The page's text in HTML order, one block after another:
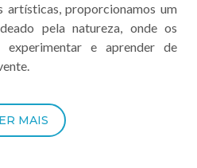
artísticas, proporcionamos um
pela natureza, onde os
experimentar e aprender de
MAIS